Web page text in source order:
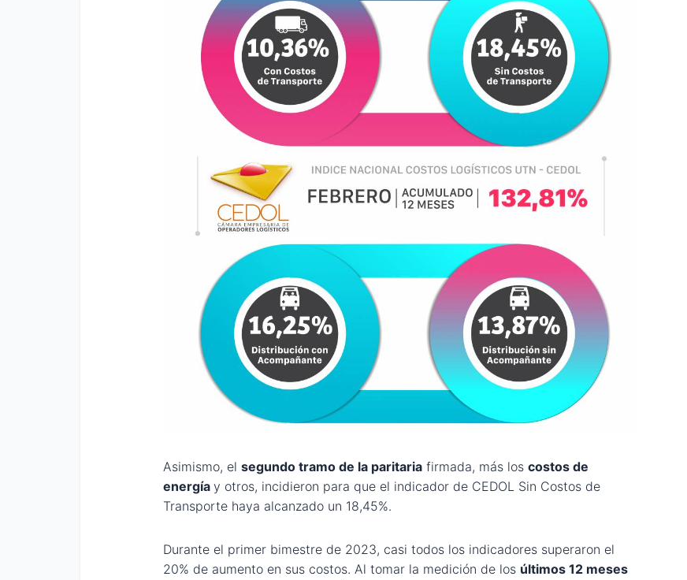
Asimismo, el segundo tramo de la paritaria firmada, más los costos de
energía y otros, incidieron para que el indicador de CEDOL Sin Costos de
Transporte haya alcanzado un 18,45%.
Durante el primer bimestre de 2023, casi todos los indicadores superaron el
20% de aumento en sus costos. Al tomar la medición de los últimos 12 meses